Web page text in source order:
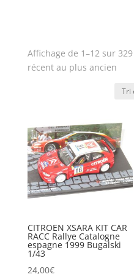
Affichage de 1–12 sur
récent au plus ancien
CITROEN XSARA KIT CAR
RACC Rallye Catalogne
espagne 1999 Bugalski
1/43
24,00€